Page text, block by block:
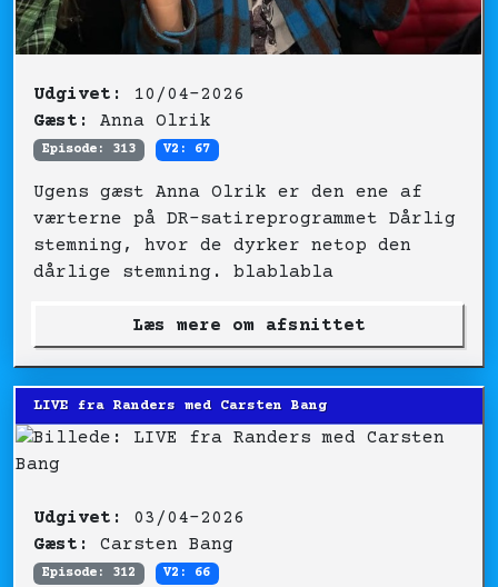
Udgivet:
10/04-2026
Gæst:
Anna Olrik
Episode: 313 V2: 67
Ugens gæst Anna Olrik er den ene af
værterne på DR-satireprogrammet Dårlig
stemning, hvor de dyrker netop den
dårlige stemning. blablabla
Læs mere om afsnittet
LIVE fra Randers med Carsten Bang
Udgivet:
03/04-2026
Gæst:
Carsten Bang
Episode: 312 V2: 66